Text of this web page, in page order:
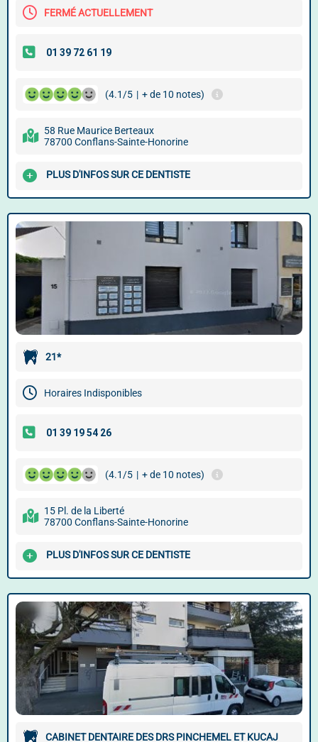
FERMÉ ACTUELLEMENT
(4.1/5 | + de 10 notes)
58 Rue Maurice Berteaux
78700 Conflans-Sainte-Honorine
PLUS D'INFOS SUR CE DENTISTE
21*
Horaires Indisponibles
(4.1/5 | + de 10 notes)
15 Pl. de la Liberté
78700 Conflans-Sainte-Honorine
PLUS D'INFOS SUR CE DENTISTE
CABINET DENTAIRE DES DRS PINCHEMEL ET KUCAJ